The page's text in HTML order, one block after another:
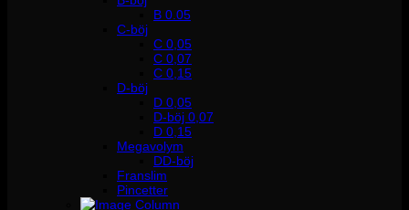
B 0.05
C-böj
C 0,05
C 0,07
C 0,15
D-böj
D 0,05
D-böj 0,07
D 0,15
Megavolym
DD-böj
Franslim
Pincetter